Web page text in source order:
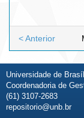
< Anterior
Universidade de
Coordenadoria de
(61) 3107-2683
repositorio@unb.br